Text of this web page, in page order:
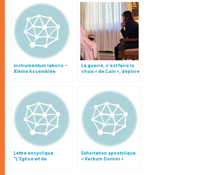
Instrumentum laboris –
XIème Assemblée
La guerre, c’est faire le
choix « de Caïn », déplore
Lettre encyclique
“L’Eglise vit de
Exhortation apostolique
« Verbum Domini »